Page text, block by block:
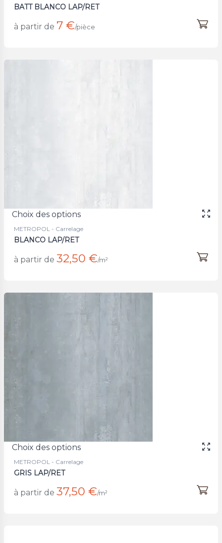
BATT BLANCO LAP/RET
à partir de 7 €/pièce
Choix des options
METROPOL - Carrelage
BLANCO LAP/RET
à partir de 32,50 €/m²
Choix des options
METROPOL - Carrelage
GRIS LAP/RET
à partir de 37,50 €/m²